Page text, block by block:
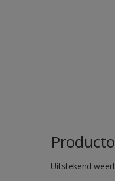
Uitstekend